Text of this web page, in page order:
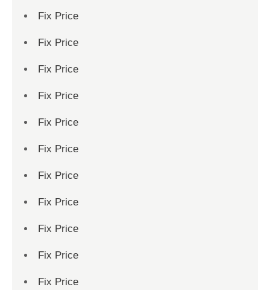
Fix Price
Fix Price
Fix Price
Fix Price
Fix Price
Fix Price
Fix Price
Fix Price
Fix Price
Fix Price
Fix Price